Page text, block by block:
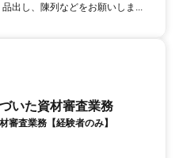
出し、陳列などをお願いしま...
いた資材審査業務
審査業務【経験者のみ】